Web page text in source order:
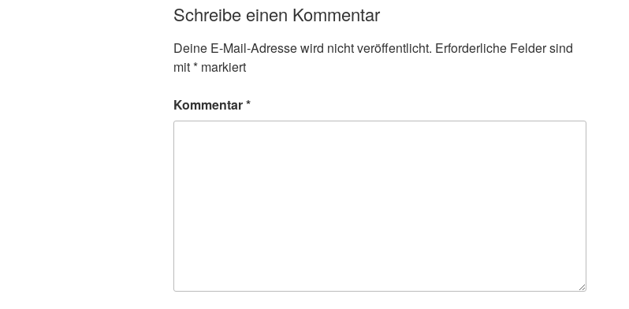
Schreibe einen Kommentar
Deine E-Mail-Adresse wird nicht veröffentlicht. Erforderliche Felder sind
mit* markiert
Kommentar*